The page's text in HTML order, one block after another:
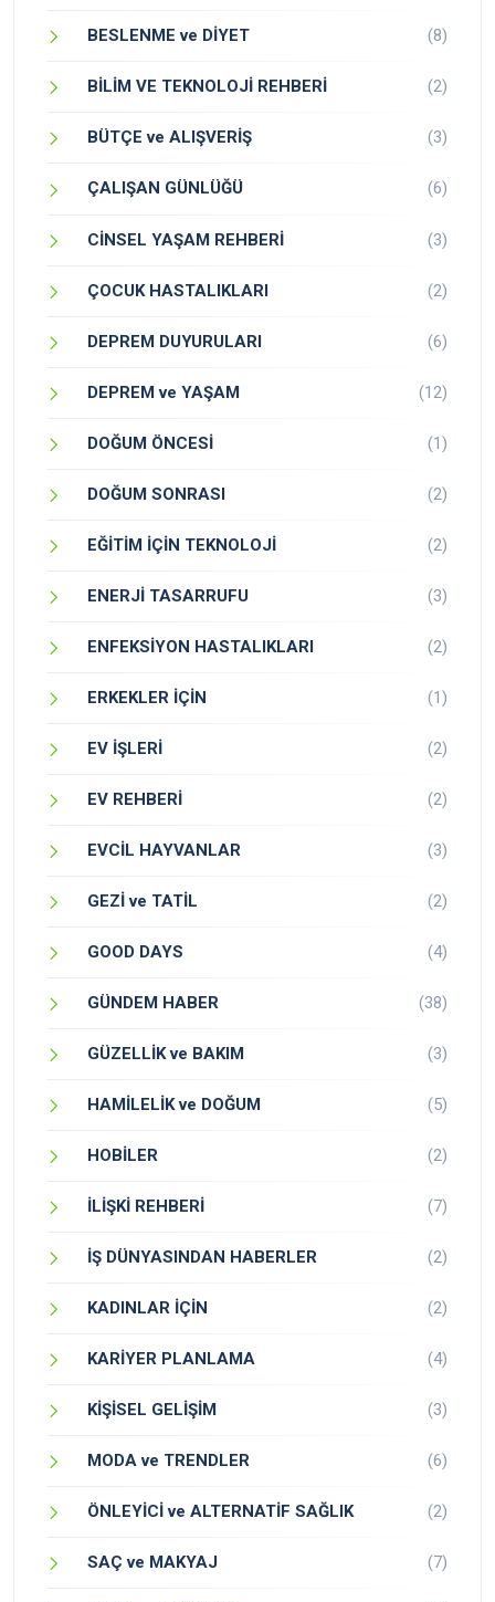
BESLENME ve DİYET (8)
BİLİM VE TEKNOLOJİ REHBERİ (2)
BÜTÇE ve ALIŞVERİŞ (3)
ÇALIŞAN GÜNLÜĞÜ (6)
CİNSEL YAŞAM REHBERİ (3)
ÇOCUK HASTALIKLARI (2)
DEPREM DUYURULARI (6)
DEPREM ve YAŞAM (12)
DOĞUM ÖNCESİ (1)
DOĞUM SONRASI (2)
EĞİTİM İÇİN TEKNOLOJİ (2)
ENERJİ TASARRUFU (3)
ENFEKSİYON HASTALIKLARI (2)
ERKEKLER İÇİN (1)
EV İŞLERİ (2)
EV REHBERİ (2)
EVCİL HAYVANLAR (3)
GEZİ ve TATİL (2)
GOOD DAYS (4)
GÜNDEM HABER (38)
GÜZELLİK ve BAKIM (3)
HAMİLELİK ve DOĞUM (5)
HOBİLER (2)
İLİŞKİ REHBERİ (7)
İŞ DÜNYASINDAN HABERLER (2)
KADINLAR İÇİN (2)
KARİYER PLANLAMA (4)
KİŞİSEL GELİŞİM (3)
MODA ve TRENDLER (6)
ÖNLEYİCİ ve ALTERNATİF SAĞLIK (2)
SAÇ ve MAKYAJ (7)